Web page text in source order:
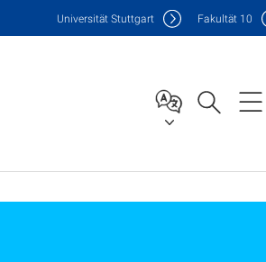
Universität Stuttgart Fakultät 10